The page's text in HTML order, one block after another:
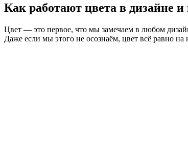
Как работают цвета в дизайне
Цвет — это первое, что мы замечаем в любом
Даже если мы этого не осознаём, цвет всё равно на